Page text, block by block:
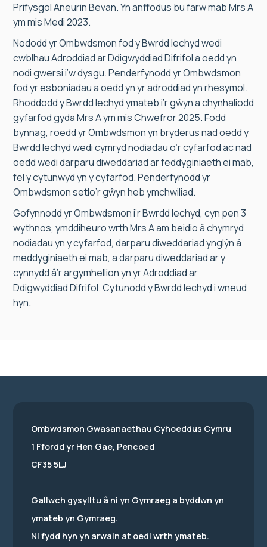
Prifysgol Aneurin Bevan. Yn anffodus bu farw mab Mrs A
ym mis Medi 2023.
Nododd yr Ombwdsmon fod y Bwrdd Iechyd wedi
cwblhau Adroddiad ar Ddigwyddiad Difrifol a oedd yn
nodi gwersi i’w dysgu. Penderfynodd yr Ombwdsmon
fod yr esboniadau a oedd yn yr adroddiad yn rhesymol.
Rhoddodd y Bwrdd Iechyd ymateb i’r gŵyn a chynhaliodd
gyfarfod gyda Mrs A ym mis Chwefror 2025. Fodd
bynnag, roedd yr Ombwdsmon yn bryderus nad oedd y
Bwrdd Iechyd wedi cymryd nodiadau o’r cyfarfod ac nad
oedd wedi darparu diweddariad ar feddyginiaeth ei mab,
fel y cytunwyd yn y cyfarfod. Penderfynodd yr
Ombwdsmon setlo’r gŵyn heb ymchwiliad.
Gofynnodd yr Ombwdsmon i’r Bwrdd Iechyd, cyn pen 3
wythnos, ymddiheuro wrth Mrs A am beidio â chymryd
nodiadau yn y cyfarfod, darparu diweddariad ynglŷn â
meddyginiaeth ei mab, a darparu diweddariad ar y
cynnydd â’r argymhellion yn yr Adroddiad ar
Ddigwyddiad Difrifol. Cytunodd y Bwrdd Iechyd i wneud
hyn.
Ombwdsmon Gwasanaethau Cyhoeddus Cymru
1 Ffordd yr Hen Gae, Pencoed
CF35 5LJ
Gallwch gysylltu â ni yn Gymraeg a byddwn yn
ymateb yn Gymraeg.
Ni fydd hyn yn arwain at oedi wrth ymateb.